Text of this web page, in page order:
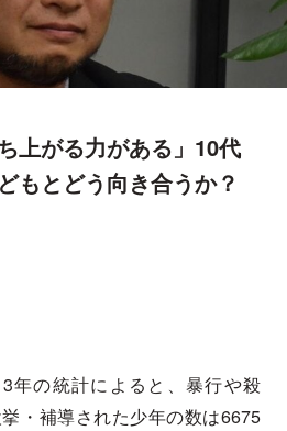
上がる力がある」10代
もとどう向き合うか？
年の統計によると、暴行や殺
・補導された少年の数は6675